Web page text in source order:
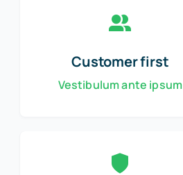
Customer first
Vestibulum ante ipsum